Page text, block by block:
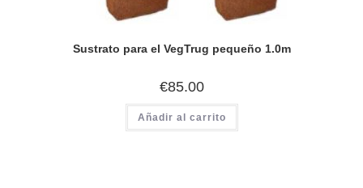
Sustrato para el VegTrug pequeño 1.0m
€85.00
Añadir al carrito